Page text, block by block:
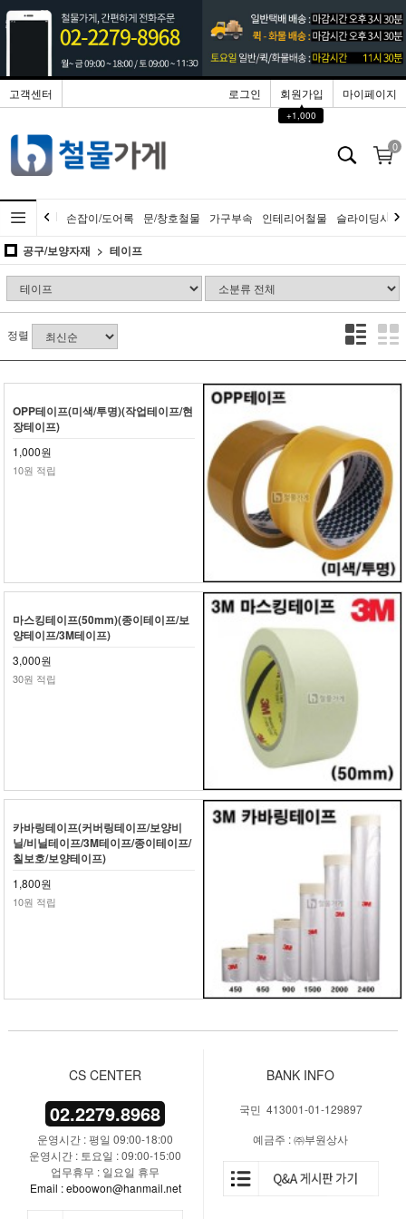
고객센터 로그인 회원가입
▲
+1,000
마이페이지
0
손잡이/도어록 문/창호철물 가구부속 인테리어철물 슬라이딩시스
공구/보양자재 테이프
정렬
OPP테이프(미색/투명)(작업테이프/현
장테이프)
1,000원
10원 적립
마스킹테이프(50mm)(종이테이프/보
양테이프/3M테이프)
3,000원
30원 적립
카바링테이프(커버링테이프/보양비
닐/비닐테이프/3M테이프/종이테이프/
칠보호/보양테이프)
1,800원
10원 적립
CS CENTER
02.2279.8968
운영시간 : 평일 09:00-18:00
운영시간 : 토요일 : 09:00-15:00
업무휴무 : 일요일 휴무
Email : eboowon@hanmail.net
BANK INFO
국민 413001-01-129897
예금주 : ㈜부원상사